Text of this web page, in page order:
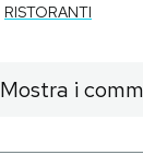
RISTORANTI
Mostra i